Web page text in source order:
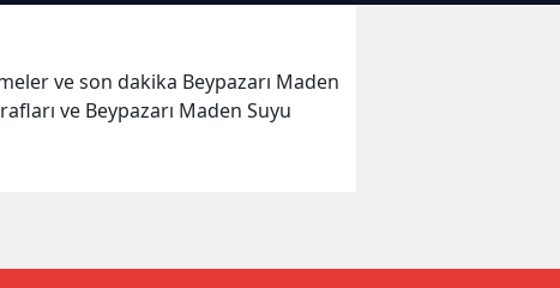
ve son dakika Beypazarı Maden
ve Beypazarı Maden Suyu